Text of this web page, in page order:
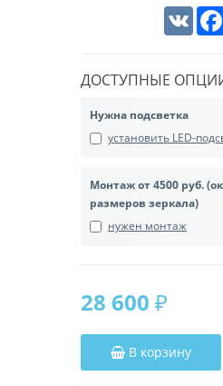
VK
ДОСТУПНЫЕ
Нужна подсветка
установить LED-
Монтаж от 4500 руб.
размеров зеркала)
нужен монтаж
28 600 ₽
В корзину